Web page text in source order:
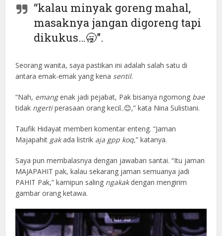
“kalau minyak goreng mahal,
masaknya jangan digoreng tapi
dikukus…🥱”.
Seorang wanita, saya pastikan ini adalah salah satu di
antara emak-emak yang kena sentil.
“Nah, emangenak jadi pejabat, Pak bisanya ngomong bae
tidak ngertiperasaan orang kecil..😊,” kata Nina Sulistiani.
Taufik Hidayat memberi komentar enteng. “Jaman
Majapahit gakada listrik aja gpp koq,” katanya.
Saya pun membalasnya dengan jawaban santai. “Itu jaman
MAJAPAHIT pak, kalau sekarang jaman semuanya jadi
PAHIT Pak,” kamipun saling ngakakdengan mengirim
gambar orang ketawa.